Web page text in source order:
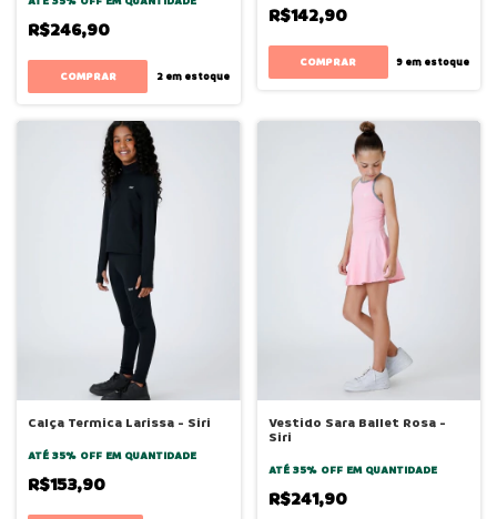
R$246,90
COMPRAR 2em estoque
R$142,90
COMPRAR 9 em estoque
Calça Termica Larissa - Siri
ATÉ 35% OFF EM QUANTIDADE
R$153,90
Vestido Sara Ballet Rosa -
Siri
ATÉ 35% OFF EM QUANTIDADE
R$241,90